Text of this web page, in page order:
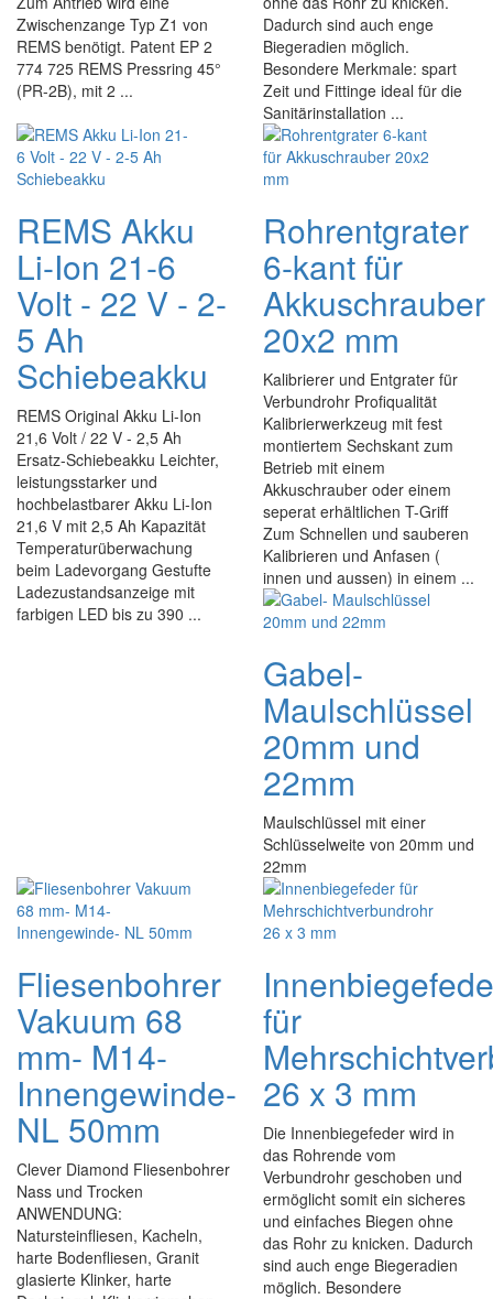
Zwischenzange Typ Z1 von
REMS benötigt. Patent EP 2
774 725 REMS Pressring 45°
(PR-2B), mit 2 ...
Dadurch sind auch enge
Biegeradien möglich.
Besondere Merkmale: spart
Zeit und Fittinge ideal für die
Sanitärinstallation ...
REMS Akku
Li-Ion 21-6
Volt - 22 V - 2-
5 Ah
Schiebeakku
REMS Original Akku Li-Ion
21,6 Volt / 22 V - 2,5 Ah
Ersatz-Schiebeakku Leichter,
leistungsstarker und
hochbelastbarer Akku Li-Ion
21,6 V mit 2,5 Ah Kapazität
Temperaturüberwachung
beim Ladevorgang Gestufte
Ladezustandsanzeige mit
farbigen LED bis zu 390 ...
Rohrentgrater
6-kant für
Akkuschrauber
20x2 mm
Kalibrierer und Entgrater für
Verbundrohr Profiqualität
Kalibrierwerkzeug mit fest
montiertem Sechskant zum
Betrieb mit einem
Akkuschrauber oder einem
seperat erhältlichen T-Griff
Zum Schnellen und sauberen
Kalibrieren und Anfasen (
innen und aussen) in einem ...
Gabel-
Maulschlüssel
20mm und
22mm
Maulschlüssel mit einer
Schlüsselweite von 20mm und
22mm
Fliesenbohrer
Vakuum 68
mm- M14-
Innengewinde-
NL 50mm
Clever Diamond Fliesenbohrer
Nass und Trocken
ANWENDUNG:
Natursteinfliesen, Kacheln,
harte Bodenfliesen, Granit
glasierte Klinker, harte
für
26 x 3 mm
Die Innenbiegefeder wird in
das Rohrende vom
Verbundrohr geschoben und
ermöglicht somit ein sicheres
und einfaches Biegen ohne
das Rohr zu knicken. Dadurch
sind auch enge Biegeradien
möglich. Besondere